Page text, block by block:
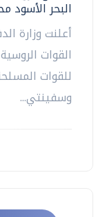
البحر الأسود
أعلنت وزارة
القوات
للقوات
وسفينتي...